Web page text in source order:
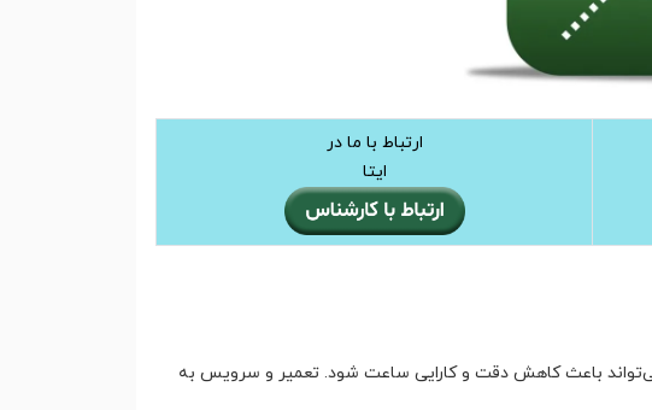
ارتباط با ما در
ایتا
باعث کاهش دقت و کارایی ساعت شود. تعمیر و سرویس به